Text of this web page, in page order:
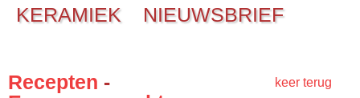
KERAMIEK NIEUWSBRIEF
keer terug
Recepten -